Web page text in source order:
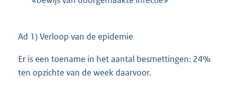
Ad 1) Verloop van de epidemie
Er is een toename in het aantal besmettingen: 24%
ten opzichte van de week daarvoor.